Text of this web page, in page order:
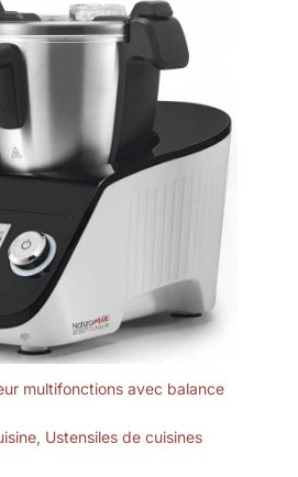
grâce à cette machine granita,
qui garantit une fraîcheur
longue durée. 【Conseil
important】Pour une expérience
gustative optimale, nous
recommandons d’utiliser des
liquides contenant au moins 5%
de sucre et un taux d’alcool
compris entre 2,8% et 16%. Il
suffit d’appuyer sur un bouton
pour activer le mélange
uniforme à 360°, permettant de
préparer facilement vos
boissons glacées préférées à la
immédiatement d’un résultat
est livrée avec une variété de
recettes de boissons et un
manuel d’utilisation, Si vous
rencontrez un problème lors de
l’utilisation, n’hésitez pas à
engageons à vous fournir une
multifonctions avec balance
, Ustensiles de cuisines